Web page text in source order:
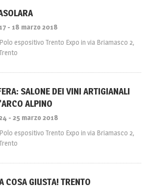
17 - 18 marzo 2018
Polo espositivo Trento Expo in via Briamasco 2,
SALONE DEI VINI ARTIGIANALI
ALPINO
- 25 marzo 2018
Polo espositivo Trento Expo in via Briamasco 2,
COSA GIUSTA! TRENTO